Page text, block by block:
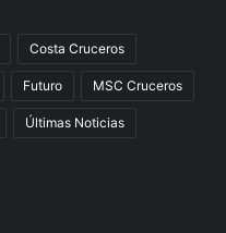
Costa Cruceros
Futuro MSC Cruceros
Últimas Noticias